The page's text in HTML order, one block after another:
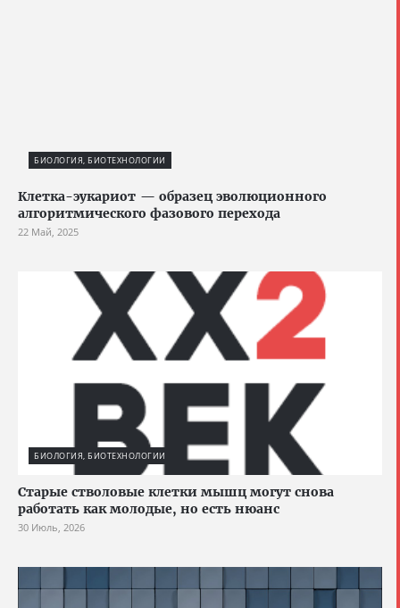
БИОЛОГИЯ, БИОТЕХНОЛОГИИ
Клетка-эукариот — образец эволюционного
алгоритмического фазового перехода
22 Май, 2025
БИОЛОГИЯ, БИОТЕХНОЛОГИИ
Старые стволовые клетки мышц могут снова
работать как молодые, но есть нюанс
30 Июль, 2026